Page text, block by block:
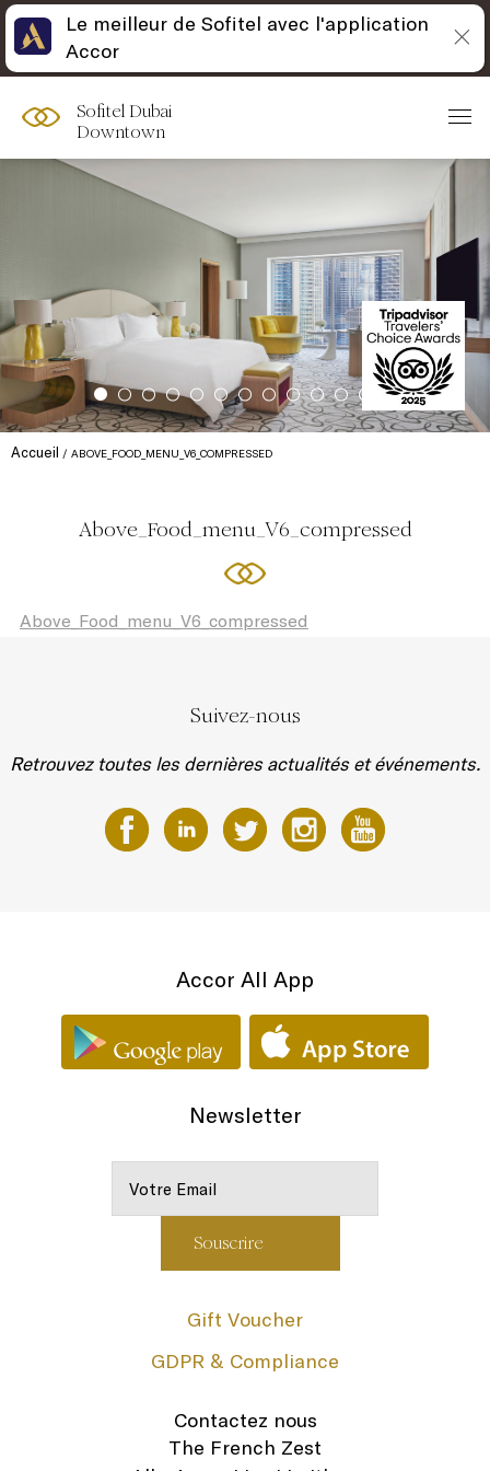
Sofitel Dubai
Downtown
Accueil ABOVE_FOOD_MENU_V6_COMPRESSED
Above_Food_menu_V6_compressed
Above_Food_menu_V6_compressed
Suivez-nous
Retrouvez toutes les dernières actualités et événements.
Accor All App
Newsletter
Gift Voucher
GDPR & Compliance
Contactez nous
The French Zest
Le meilleur de Sofitel avec l'application
Accor